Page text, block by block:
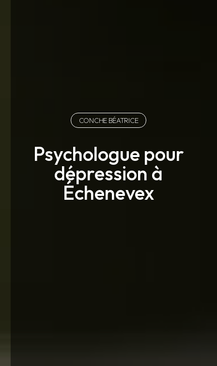
Psychologue pour
dépression à
Échenevex
CONCHE BÉATRICE